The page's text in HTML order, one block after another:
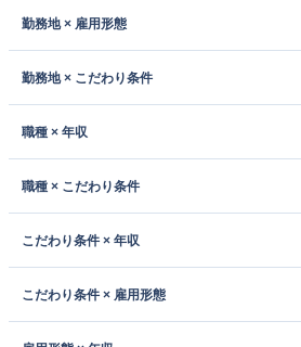
勤務地 × 雇用形態
勤務地 × こだわり条件
職種 × 年収
職種 × こだわり条件
こだわり条件 × 年収
こだわり条件 × 雇用形態